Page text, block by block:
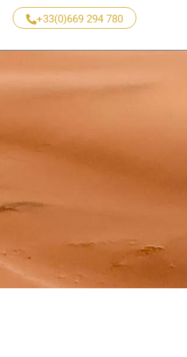
+33(0)669 294 780